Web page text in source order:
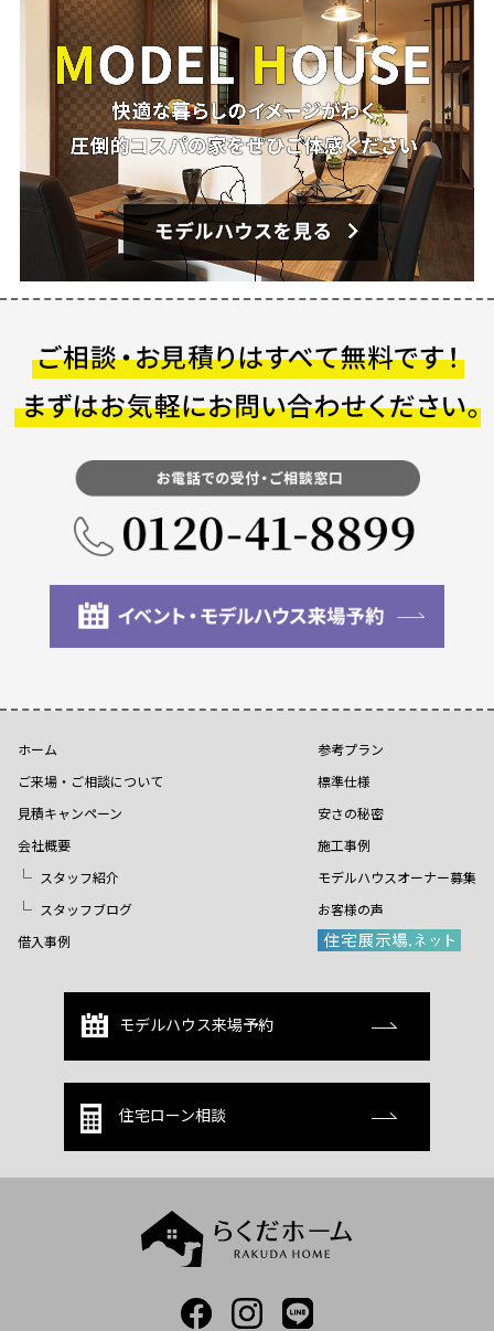
ホーム
ご来場・ご相談について
見積キャンペーン
会社概要
スタッフ紹介
スタッフブログ
借入事例
参考プラン
標準仕様
安さの秘密
施工事例
モデルハウスオーナー募集
お客様の声
モデルハウス来場予約
住宅ローン相談